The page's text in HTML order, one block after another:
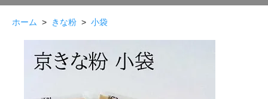
ホーム > きな粉 > 小袋